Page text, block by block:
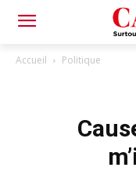
Accueil Politique